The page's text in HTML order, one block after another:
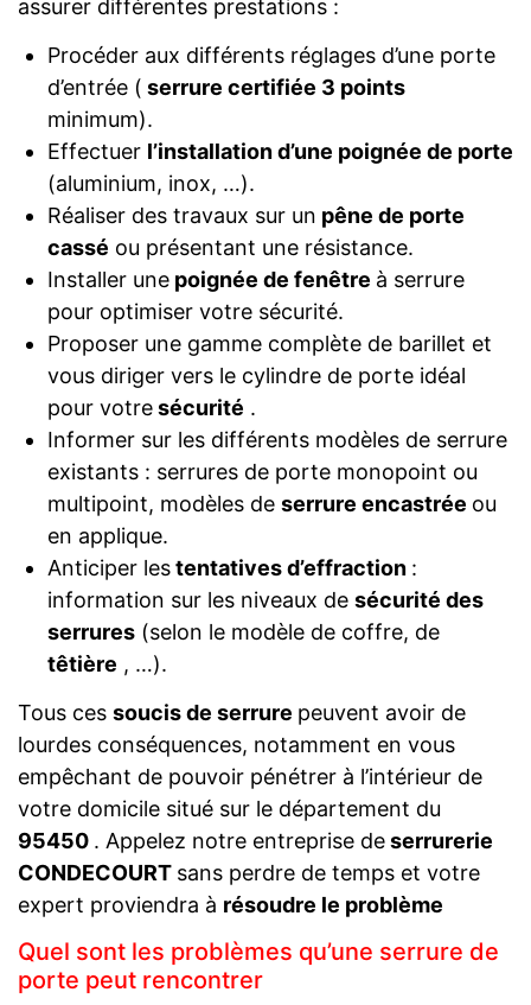
assurer différentes prestations :
Procéder aux différents réglages d’une porte
d’entrée ( serrure certifiée 3 points
minimum).
Effectuer l’installation d’une poignée de porte
(aluminium, inox, …).
Réaliser des travaux sur un pêne de porte
cassé ou présentant une résistance.
Installer unepoignée de fenêtre à serrure
pour optimiser votre sécurité.
Proposer une gamme complète de barillet et
vous diriger vers le cylindre de porte idéal
pour votresécurité .
Informer sur les différents modèles de serrure
existants : serrures de porte monopoint ou
multipoint, modèles de serrure encastrée ou
en applique.
Anticiper lestentatives d’effraction :
information sur les niveaux de sécurité des
serrures(selon le modèle de coffre, de
têtière , …).
Tous ces soucis de serrure peuvent avoir de
lourdes conséquences, notamment en vous
empêchant de pouvoir pénétrer à l’intérieur de
votre domicile situé sur le département du
95450 . Appelez notre entreprise deserrurerie
CONDECOURT sans perdre de temps et votre
expert proviendra à résoudre le problème
Quel sont les problèmes qu’une serrure de
porte peut rencontrer